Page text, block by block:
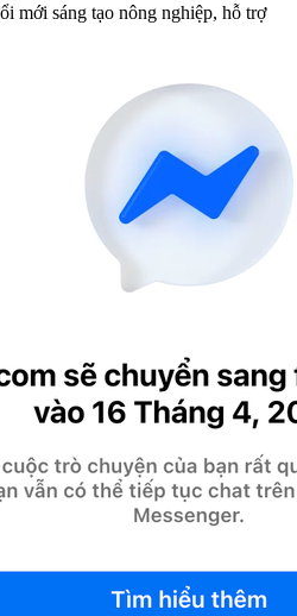
mới sáng tạo nông nghiệp, hỗ trợ